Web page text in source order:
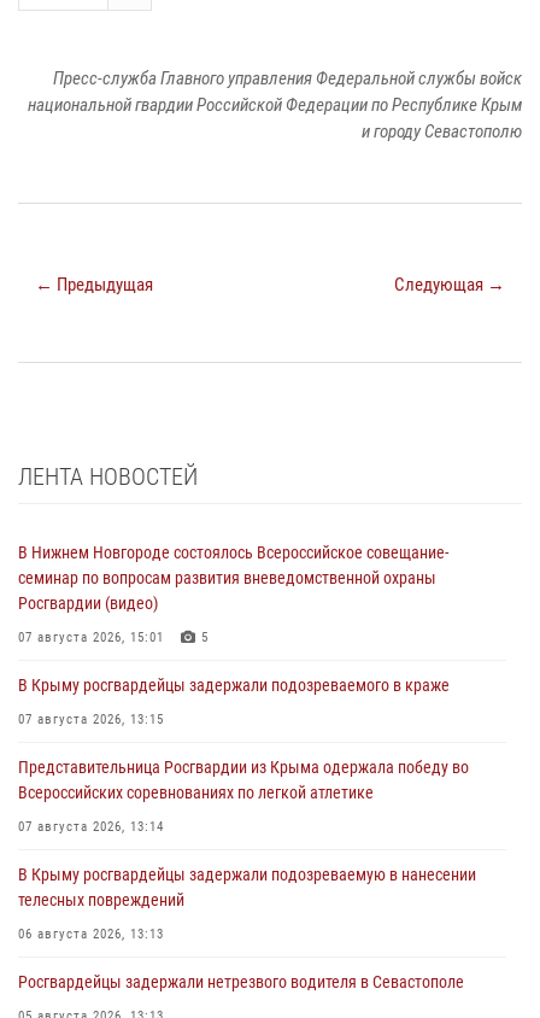
Пресс-служба Главного управления Федеральной службы войск
национальной гвардии Российской Федерации по Республике Крым
и городу Севастополю
← Предыдущая Следующая →
ЛЕНТА НОВОСТЕЙ
В Нижнем Новгороде состоялось Всероссийское совещание-
семинар по вопросам развития вневедомственной охраны
Росгвардии (видео)
07 августа 2026, 15:01 5
В Крыму росгвардейцы задержали подозреваемого в краже
07 августа 2026, 13:15
Представительница Росгвардии из Крыма одержала победу во
Всероссийских соревнованиях по легкой атлетике
07 августа 2026, 13:14
В Крыму росгвардейцы задержали подозреваемую в нанесении
телесных повреждений
06 августа 2026, 13:13
Росгвардейцы задержали нетрезвого водителя в Севастополе